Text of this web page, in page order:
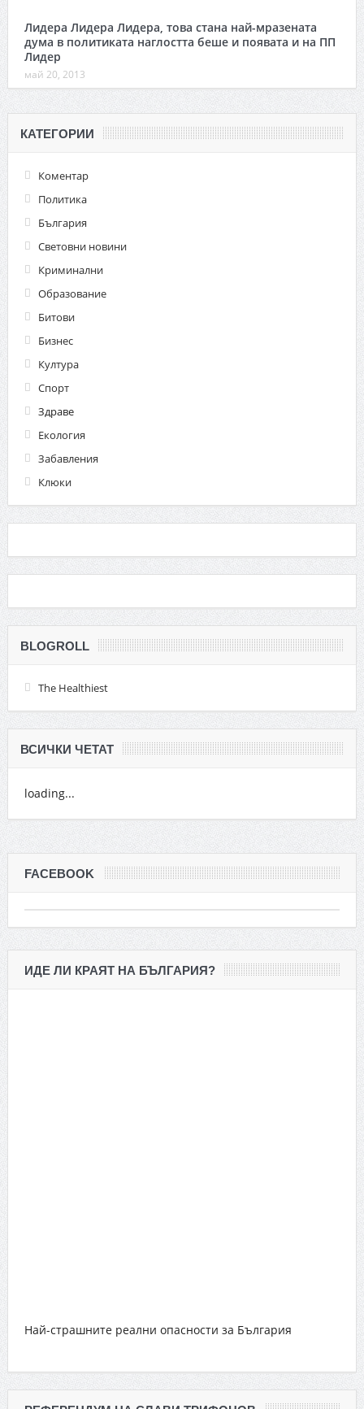
Лидера Лидера Лидера, това стана най-мразената
дума в политиката наглостта беше и появата и на ПП
Лидер
май 20, 2013
КАТЕГОРИИ
Коментар
Политика
България
Световни новини
Криминални
Образование
Битови
Бизнес
Култура
Спорт
Здраве
Екология
Забавления
Клюки
BLOGROLL
The Healthiest
ВСИЧКИ ЧЕТАТ
loading...
FACEBOOK
ИДЕ ЛИ КРАЯТ НА БЪЛГАРИЯ?
Най-страшните реални опасности за България